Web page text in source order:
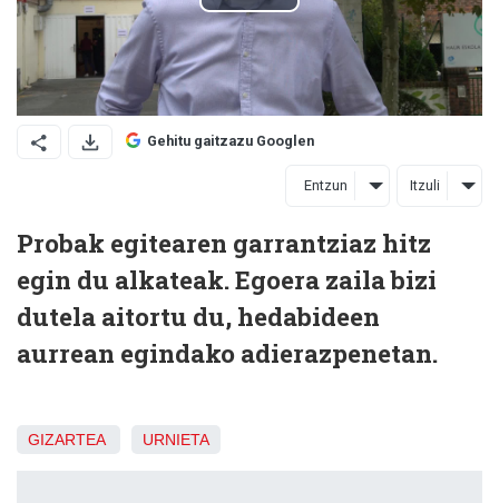
Gehitu gaitzazu Googlen
Entzun Itzuli
Probak egitearen garrantziaz hitz
egin du alkateak. Egoera zaila bizi
dutela aitortu du, hedabideen
aurrean egindako adierazpenetan.
GIZARTEA URNIETA